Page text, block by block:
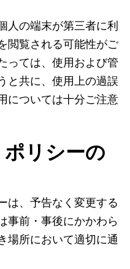
人の端末が第三者に利
閲覧される可能性がご
っては、使用および管
と共に、使用上の過誤
については十分ご注意
リシーの
は、予告なく変更する
事前・事後にかかわら
場所において適切に通